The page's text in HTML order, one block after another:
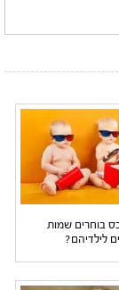
בוחרים שמות
לילדיהם?